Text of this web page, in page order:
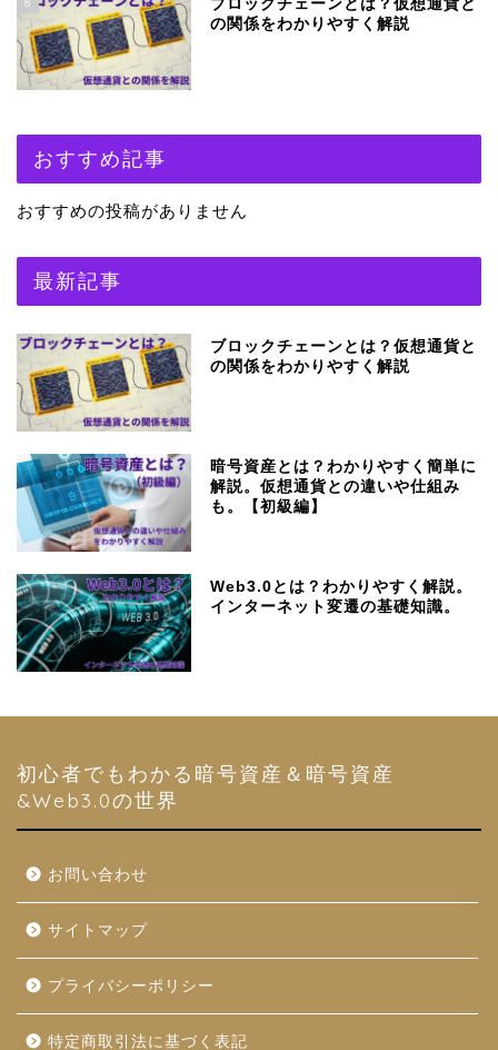
ブロックチェーンとは？仮想通貨と
の関係をわかりやすく解説
おすすめ記事
おすすめの投稿がありません
最新記事
ブロックチェーンとは？仮想通貨と
の関係をわかりやすく解説
暗号資産とは？わかりやすく簡単に
解説。仮想通貨との違いや仕組み
も。【初級編】
Web3.0とは？わかりやすく解説。
インターネット変遷の基礎知識。
初心者でもわかる暗号資産＆暗号資産
&Web3.0の世界
お問い合わせ
サイトマップ
プライバシーポリシー
特定商取引法に基づく表記